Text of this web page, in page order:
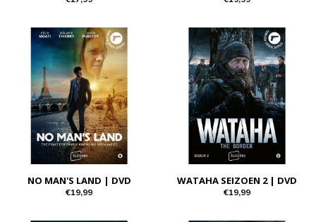
NO MAN'S LAND | DVD
€19,99
WATAHA SEIZOEN 2 | DVD
€19,99